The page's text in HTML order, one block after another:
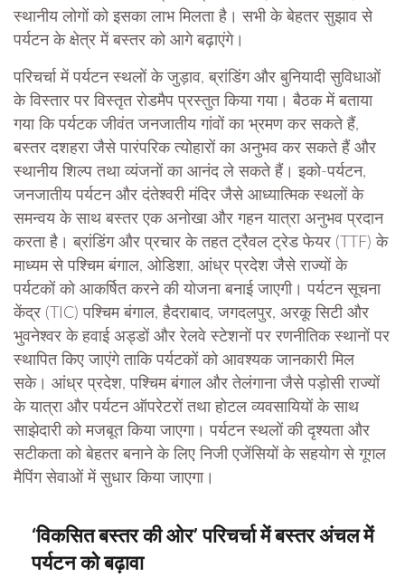
स्थानीय लोगों को इसका लाभ मिलता है। सभी के बेहतर सुझाव से
पर्यटन के क्षेत्र में बस्तर को आगे बढ़ाएंगे।
परिचर्चा में पर्यटन स्थलों के जुड़ाव, ब्रांडिंग और बुनियादी सुविधाओं
के विस्तार पर विस्तृत रोडमैप प्रस्तुत किया गया। बैठक में बताया
गया कि पर्यटक जीवंत जनजातीय गांवों का भ्रमण कर सकते हैं,
बस्तर दशहरा जैसे पारंपरिक त्योहारों का अनुभव कर सकते हैं और
स्थानीय शिल्प तथा व्यंजनों का आनंद ले सकते हैं। इको-पर्यटन,
जनजातीय पर्यटन और दंतेश्वरी मंदिर जैसे आध्यात्मिक स्थलों के
समन्वय के साथ बस्तर एक अनोखा और गहन यात्रा अनुभव प्रदान
करता है। ब्रांडिंग और प्रचार के तहत ट्रैवल ट्रेड फेयर (TTF) के
माध्यम से पश्चिम बंगाल, ओडिशा, आंध्र प्रदेश जैसे राज्यों के
पर्यटकों को आकर्षित करने की योजना बनाई जाएगी। पर्यटन सूचना
केंद्र (TIC) पश्चिम बंगाल, हैदराबाद, जगदलपुर, अरकू सिटी और
भुवनेश्वर के हवाई अड्डों और रेलवे स्टेशनों पर रणनीतिक स्थानों पर
स्थापित किए जाएंगे ताकि पर्यटकों को आवश्यक जानकारी मिल
सके। आंध्र प्रदेश, पश्चिम बंगाल और तेलंगाना जैसे पड़ोसी राज्यों
के यात्रा और पर्यटन ऑपरेटरों तथा होटल व्यवसायियों के साथ
साझेदारी को मजबूत किया जाएगा। पर्यटन स्थलों की दृश्यता और
सटीकता को बेहतर बनाने के लिए निजी एजेंसियों के सहयोग से गूगल
मैपिंग सेवाओं में सुधार किया जाएगा।
‘विकसित बस्तर की ओर’ परिचर्चा में बस्तर अंचल में
पर्यटन को बढ़ावा